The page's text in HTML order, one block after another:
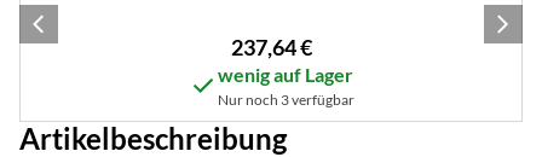
237,64€
wenig auf Lager
Nur noch 3 verfügbar
Artikelbeschreibung